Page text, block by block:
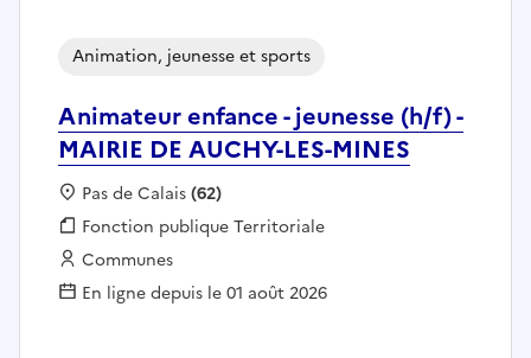
Animateur enfance - jeunesse (h/f) -
MAIRIE DE AUCHY-LES-MINES
Animation, jeunesse et sports
Localisation :
Pas de Calais(62)
Fonction publique :
Fonction publique Territoriale
Employeur :
Communes
En ligne depuis le 01 août 2026